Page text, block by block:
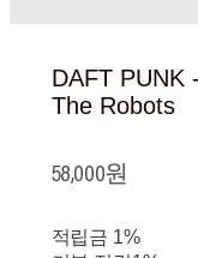
DAFT PUNK
The Robots
58,000원
적립금 1%